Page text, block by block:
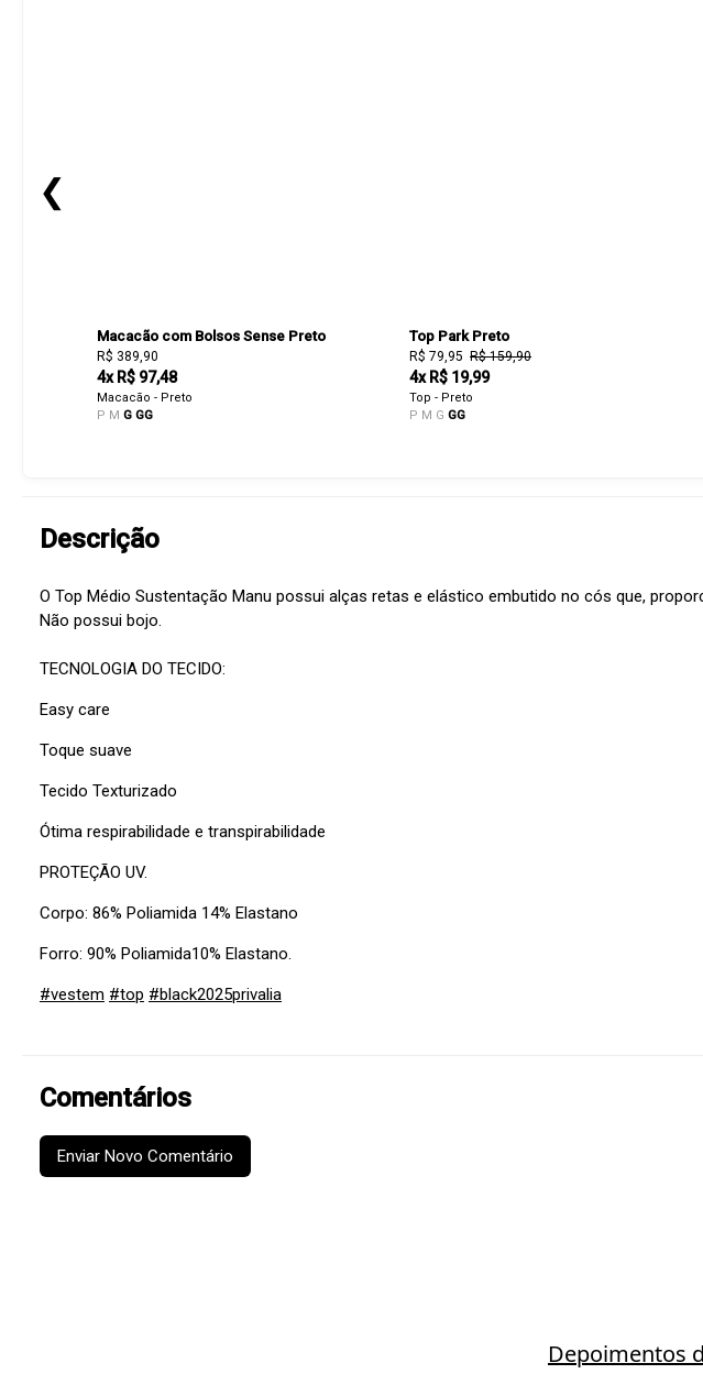
❮
Macacão com Bolsos Sense Preto
R$ 389,90
4x R$ 97,48
Macacão - Preto
P M G GG
Top Park Preto
R$ 79,95 R$ 159,90
4x R$ 19,99
Top - Preto
P M G GG
Descrição
O Top Médio Sustentação Manu possui alças retas e elástico embutido no cós que,
Não possui bojo.
TECNOLOGIA DO TECIDO:
Easy care
Toque suave
Tecido Texturizado
Ótima respirabilidade e transpirabilidade
PROTEÇÃO UV.
Corpo: 86% Poliamida 14% Elastano
Forro: 90% Poliamida10% Elastano.
#vestem #top #black2025privalia
Comentários
Enviar Novo Comentário
Depoimentos